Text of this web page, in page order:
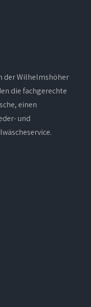
der Wilhelmshöher
die fachgerechte
einen
und